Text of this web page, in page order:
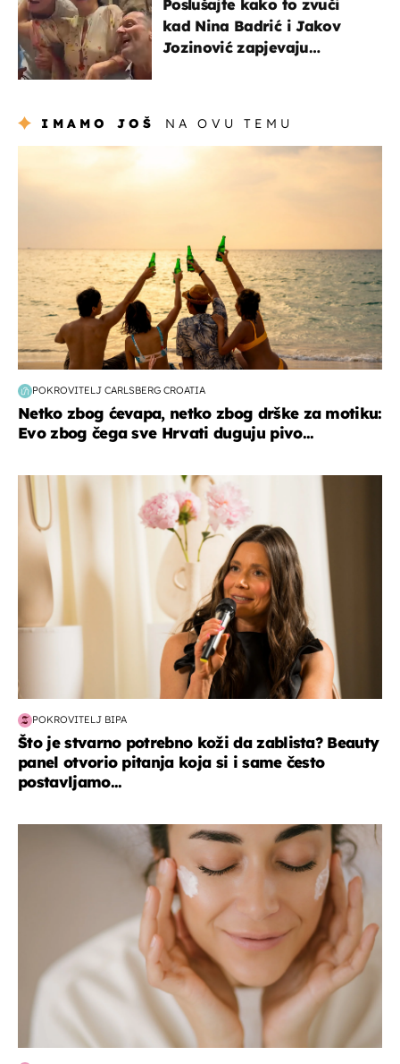
Poslušajte kako to zvuči
kad Nina Badrić i Jakov
Jozinović zapjevaju
IMAMO JOŠ NA OVU TEMU
POKROVITELJ CARLSBERG CROATIA
Netko zbog ćevapa, netko zbog drške za motiku:
Evo zbog čega sve Hrvati duguju pivo...
moda & ljepota
POKROVITELJ BIPA
Što je stvarno potrebno koži da zablista? Beauty
panel otvorio pitanja koja si i same često
postavljamo...
moda & ljepota